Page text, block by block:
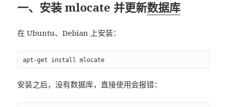
一、安装 mlocate 并更新数据库
在 Ubuntu、Debian 上安装：
apt-get install mlocate
安装之后，没有数据库，直接使用会报错：